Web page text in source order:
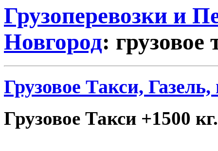
Грузоперевозки и
Новгород:
Грузовое Такси,
Грузовое Такси +1500 кг.